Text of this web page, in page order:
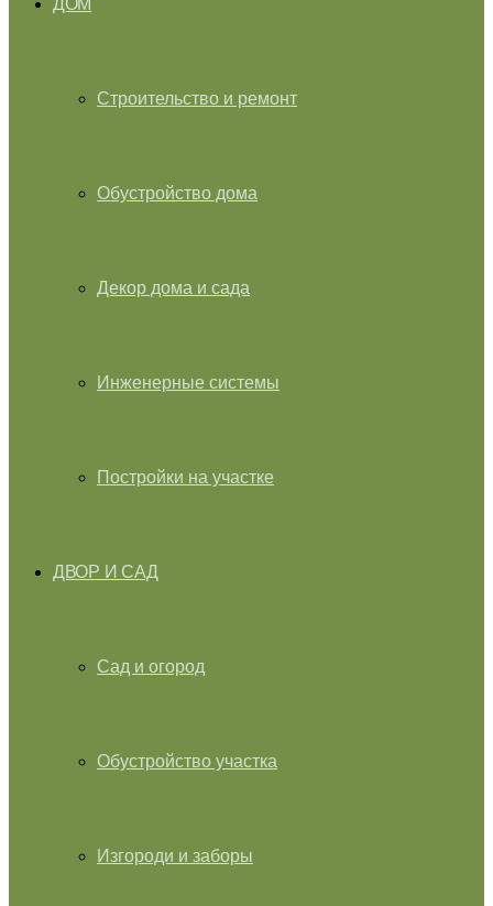
ДОМ
Строительство и ремонт
Обустройство дома
Декор дома и сада
Инженерные системы
Постройки на участке
ДВОР И САД
Сад и огород
Обустройство участка
Изгороди и заборы